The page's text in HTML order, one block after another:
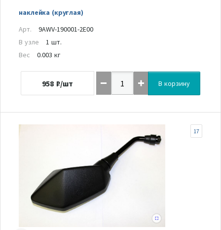
наклейка (круглая)
Арт.
9AWV-190001-2E00
В узле
1 шт.
Вес
0.003 кг
958 ₽/шт В корзину
17